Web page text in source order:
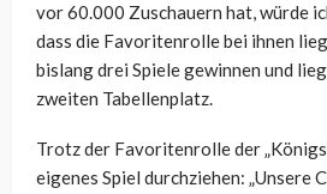
vor 60.000 Zuschauern hat, würde
dass die Favoritenrolle bei ihnen
bislang drei Spiele gewinnen und
zweiten Tabellenplatz.
Trotz der Favoritenrolle der
eigenes Spiel durchziehen: „Unsere